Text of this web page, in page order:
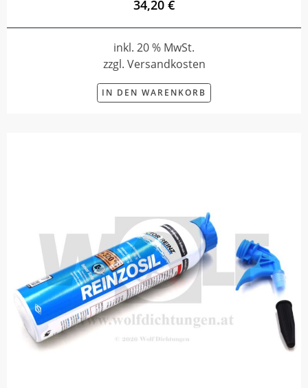
34,20 €
inkl. 20 % MwSt.
zzgl. Versandkosten
IN DEN WARENKORB